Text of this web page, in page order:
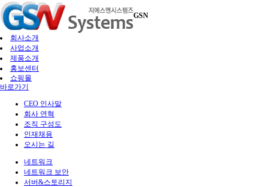
GSN
회사소개
사업소개
제품소개
홍보센터
쇼핑몰
바로가기
CEO 인사말
회사 연혁
조직 구성도
인재채용
오시는 길
네트워크
네트워크 보안
서버&스토리지